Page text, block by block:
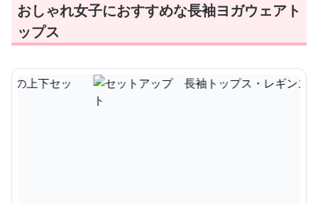
おしゃれ女子におすすめな長袖ヨガウェアト
ップス